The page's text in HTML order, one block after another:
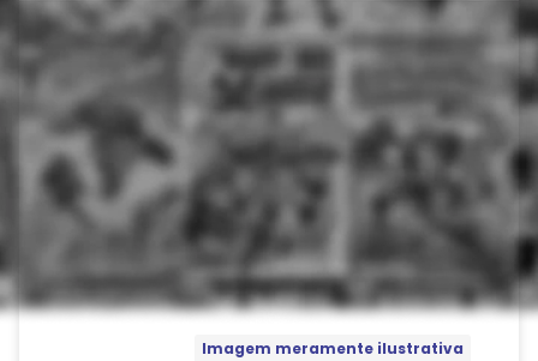
Imagem meramente ilustrativa